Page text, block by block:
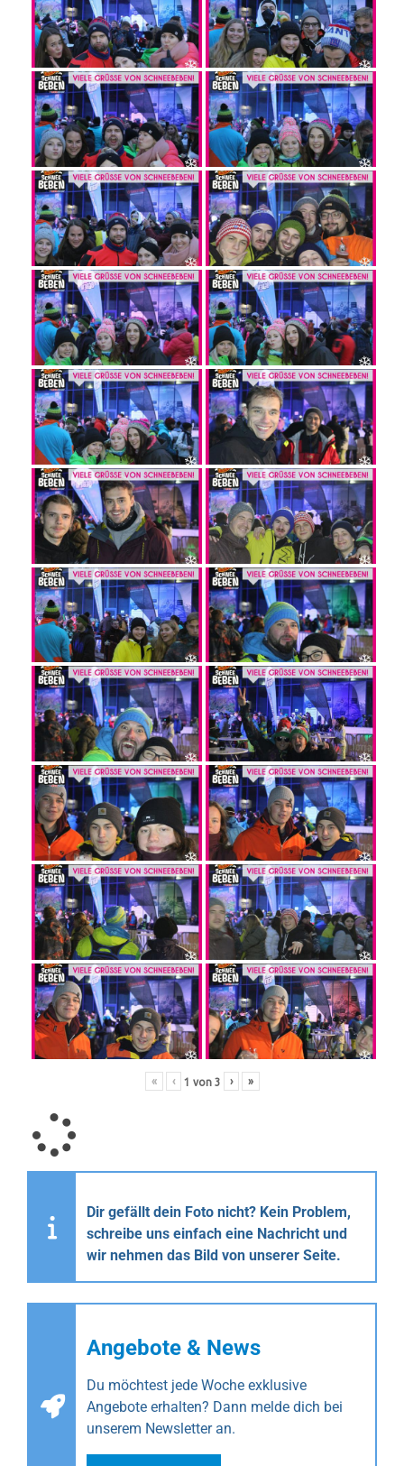
« ‹ 1 von 3 › »
Dir gefällt dein Foto nicht? Kein Problem,
schreibe uns einfach eine Nachricht und
wir nehmen das Bild von unserer Seite.
Angebote & News
Du möchtest jede Woche exklusive
Angebote erhalten? Dann melde dich bei
unserem Newsletter an.